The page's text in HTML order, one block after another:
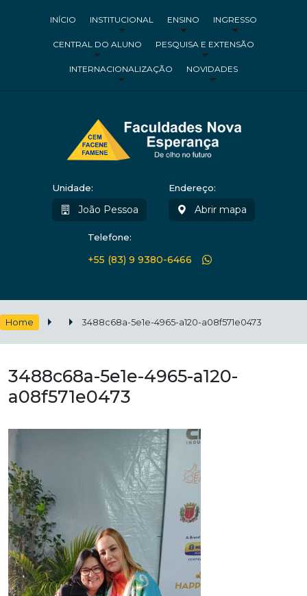
INÍCIO INSTITUCIONAL ENSINO INGRESSO
CENTRAL DO ALUNO PESQUISA E EXTENSÃO
INTERNACIONALIZAÇÃO NOVIDADES
Unidade:
João Pessoa
Endereço:
Abrir mapa
Telefone:
+55 (83) 9 9380-6466
Home 3488c68a-5e1e-4965-a120-a08f571e0473
3488c68a-5e1e-4965-a120-
a08f571e0473